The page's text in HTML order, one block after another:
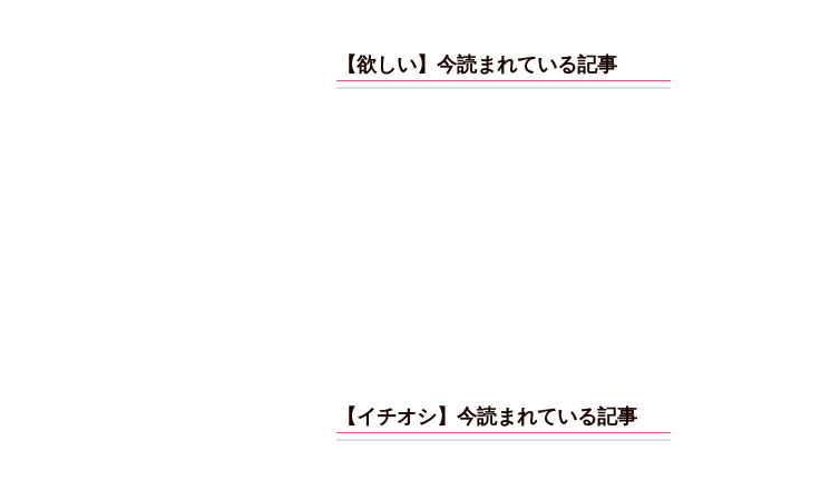
【欲しい】今読まれている記事
【イチオシ】今読まれている記事